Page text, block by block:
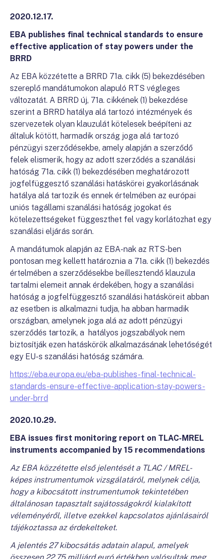
2020.12.17.
EBA publishes final technical standards to ensure
effective application of stay powers under the
BRRD
Az EBA közzétette a BRRD 71a. cikk (5) bekezdésében
szereplő mandátumokon alapuló RTS végleges
változatát. A BRRD új, 71a. cikkének (1) bekezdése
szerint a BRRD hatálya alá tartozó intézmények és
szervezetek olyan klauzulát kötelesek beépíteni az
általuk kötött, harmadik ország joga alá tartozó
pénzügyi szerződésekbe, amely alapján a szerződő
felek elismerik, hogy az adott szerződés a szanálási
hatóság 71a. cikk (1) bekezdésében meghatározott
jogfelfüggesztő szanálási hatáskörei gyakorlásának
hatálya alá tartozik és ennek értelmében az európai
uniós tagállami szanálási hatóság jogokat és
kötelezettségeket függeszthet fel vagy korlátozhat egy
szanálási eljárás során.
A mandátumok alapján az EBA-nak az RTS-ben
pontosan meg kellett határoznia a 71a. cikk (1) bekezdés
értelmében a szerződésekbe beillesztendő klauzula
tartalmi elemeit annak érdekében, hogy a szanálási
hatóság a jogfelfüggesztő szanálási hatásköreit abban
az esetben is alkalmazni tudja, ha abban harmadik
országban, amelynek joga alá az adott pénzügyi
szerződés tartozik, a hatályos jogszabályok nem
biztosítják ezen hatáskörök alkalmazásának lehetőségét
egy EU-s szanálási hatóság számára.
https://eba.europa.eu/eba-publishes-final-technical-
standards-ensure-effective-application-stay-powers-
under-brrd
2020.10.29.
EBA issues first monitoring report on TLAC-MREL
instruments accompanied by 15 recommendations
Az EBA közzétette első jelentését a TLAC / MREL-
képes instrumentumok vizsgálatáról, melynek célja,
hogy a kibocsátott instrumentumok tekintetében
általánosan tapasztalt sajátosságokról kialakított
véleményéről, illetve ezekkel kapcsolatos ajánlásairól
tájékoztassa az érdekelteket.
A jelentés 27 kibocsátás adatain alapul, amelyek